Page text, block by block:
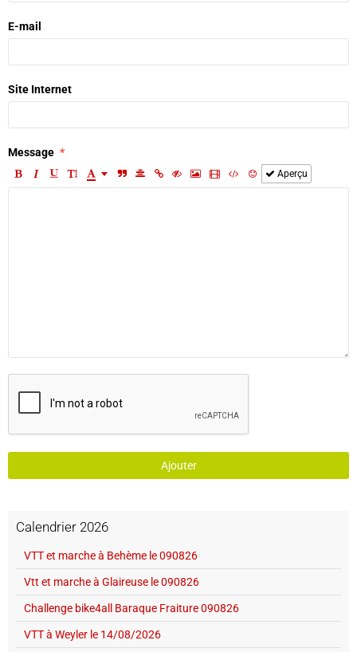
E-mail
Site Internet
Message
Aperçu
Ajouter
Calendrier 2026
VTT et marche à Behème le 090826
Vtt et marche à Glaireuse le 090826
Challenge bike4all Baraque Fraiture 090826
VTT à Weyler le 14/08/2026